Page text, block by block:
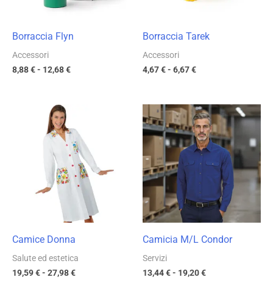
Borraccia Flyn
Accessori
8,88€- 12,68€
Borraccia Tarek
Accessori
4,67€- 6,67€
Camice Donna
Salute ed estetica
19,59€- 27,98€
prezzo:
da
19,59 €
a
27,98 €
Camicia M/L Condor
Servizi
13,44€- 19,20€
Fascia
di
prezzo:
da
13,44 €
a
19,20 €